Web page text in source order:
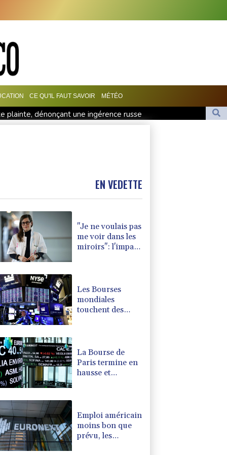
CE QU'IL FAUT SAVOIR MÉTÉO
plainte, dénonçant une ingérence russe
promet de combattre "sans répit le narcoterrorisme"
la présidence de la Colombie
soirée de solidarité avec les commerçants
EN VEDETTE
"Je ne voulais pas
me voir dans les
miroirs": l'impact
Les Bourses
mondiales
touchent des
La Bourse de
Paris termine en
hausse et
Emploi américain
moins bon que
prévu, les